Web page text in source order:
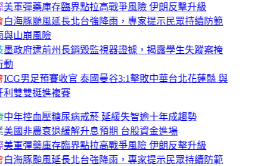
美軍彈藥庫存臨界點拉高戰爭風險 伊朗反擊升級
白海豚颱風延長北台強降雨，專家提示民眾持續防範
與山崩風險
墨政府逮前州長銷毀監視器證據，揭露學生失蹤案掩
動
ICG男足預賽收官 泰國曼谷3:1擊敗中華台北花蓮縣 與
利雙雙挺進複賽
中年控血壓糖尿病戒菸 延緩失智逾十年成趨勢
美國非農衰退緩解升息預期 台股資金進場
美軍彈藥庫存臨界點拉高戰爭風險 伊朗反擊升級
白海豚颱風延長北台強降雨，專家提示民眾持續防範